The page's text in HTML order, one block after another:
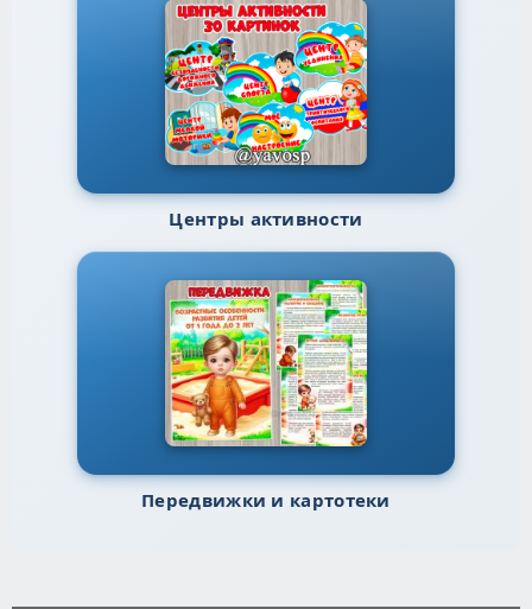
Центры активности
Передвижки и картотеки